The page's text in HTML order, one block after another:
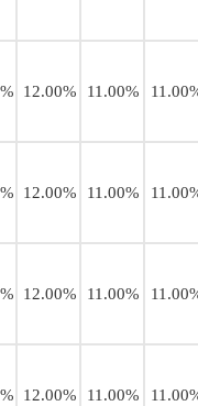
12.00% 11.00%
12.00% 11.00%
12.00% 11.00%
12.00% 11.00%